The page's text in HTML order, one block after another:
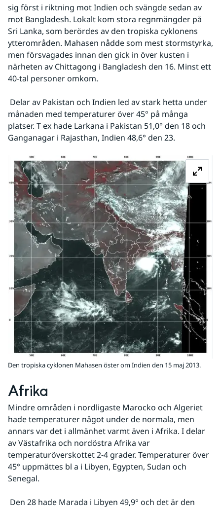
sig först i riktning mot Indien och svängde sedan av
mot Bangladesh. Lokalt kom stora regnmängder på
Sri Lanka, som berördes av den tropiska cyklonens
ytterområden. Mahasen nådde som mest stormstyrka,
men försvagades innan den gick in över kusten i
närheten av Chittagong i Bangladesh den 16. Minst ett
40-tal personer omkom.
månaden med temperaturer över 45° på många
platser. T ex hade Larkana i Pakistan 51,0° den 18 och
Ganganagar i Rajasthan, Indien 48,6° den 23.
Den tropiska cyklonen Mahasen öster om Indien den 15 maj 2013.
Afrika
Mindre områden i nordligaste Marocko och Algeriet
hade temperaturer något under de normala, men
annars var det i allmänhet varmt även i Afrika. I delar
av Västafrika och nordöstra Afrika var
temperaturöverskottet 2-4 grader. Temperaturer över
45° uppmättes bl a i Libyen, Egypten, Sudan och
Senegal.